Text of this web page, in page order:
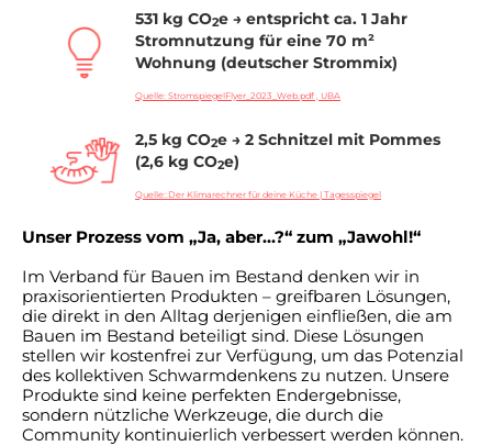
531 kg CO2e → entspricht ca. 1 Jahr
Stromnutzung für eine 70 m²
Wohnung (deutscher Strommix)
Quelle: StromspiegelFlyer_2023_Web.pdf , UBA
2,5 kg CO2e → 2 Schnitzel mit Pommes
(2,6 kg CO2e)
Quelle::Der Klimarechner für deine Küche | Tagesspiegel
Unser Prozess vom „Ja, aber…?“ zum „Jawohl!“
Im Verband für Bauen im Bestand denken wir in
praxisorientierten Produkten – greifbaren Lösungen,
die direkt in den Alltag derjenigen einfließen, die am
Bauen im Bestand beteiligt sind. Diese Lösungen
stellen wir kostenfrei zur Verfügung, um das Potenzial
des kollektiven Schwarmdenkens zu nutzen. Unsere
Produkte sind keine perfekten Endergebnisse,
sondern nützliche Werkzeuge, die durch die
Community kontinuierlich verbessert werden können.